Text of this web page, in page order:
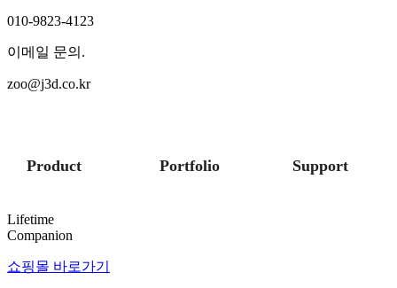
010-9823-4123
이메일 문의.
zoo@j3d.co.kr
Product Portfolio Support
Lifetime
Companion
쇼핑몰 바로가기